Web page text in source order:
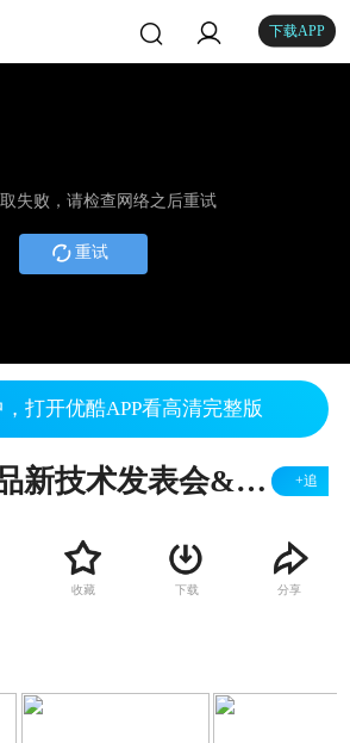
下载APP
失败，请检查网络之后重试
重试
打开优酷APP看高清完整版
【2022新产品新技术发表会&产品博览会】 联源精密科技产品介绍-RiKO +追
收藏 下载 分享